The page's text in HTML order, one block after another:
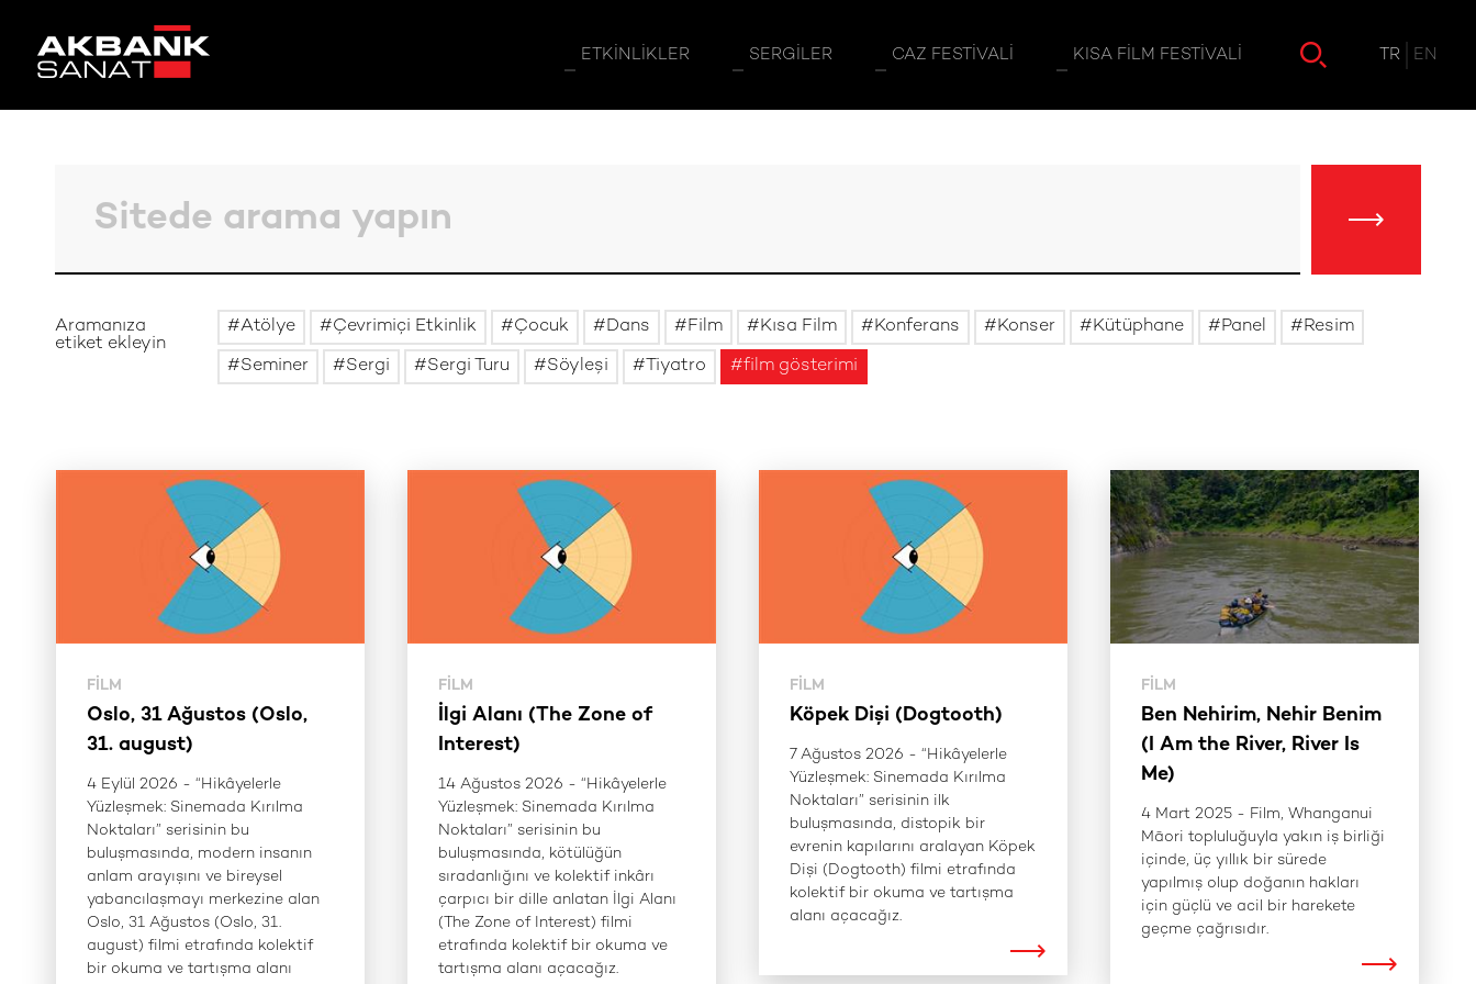
ETKINLIKLER SERGILER CAZ FESTIVALI KISA FILM FESTIVALI TR EN
Aramanıza
etiket ekleyin
Atölye Çevrimiçi Etkinlik Çocuk Dans Film Kısa Film Konferans Konser Kütüphane Panel Resim
Seminer Sergi Sergi Turu Söyleşi Tiyatro film gösterimi
FILM
Oslo, 31 Ağustos (Oslo,
31. august)
4 Eylül 2026 - “Hikâyelerle
Yüzleşmek: Sinemada Kırılma
Noktaları” serisinin bu
buluşmasında, modern insanın
anlam arayışını ve bireysel
yabancılaşmayı merkezine alan
Oslo, 31 Ağustos (Oslo, 31.
august) filmi etrafında kolektif
bir okuma ve tartışma alanı
FILM
İlgi Alanı (The Zone of
Interest)
14 Ağustos 2026 - “Hikâyelerle
Yüzleşmek: Sinemada Kırılma
Noktaları” serisinin bu
buluşmasında, kötülüğün
sıradanlığını ve kolektif inkârı
çarpıcı bir dille anlatan İlgi Alanı
(The Zone of Interest) filmi
etrafında kolektif bir okuma ve
tartışma alanı açacağız.
FILM
Köpek Dişi (Dogtooth)
7 Ağustos 2026 - “Hikâyelerle
Yüzleşmek: Sinemada Kırılma
Noktaları” serisinin ilk
buluşmasında, distopik bir
evrenin kapılarını aralayan Köpek
Dişi (Dogtooth) filmi etrafında
kolektif bir okuma ve tartışma
alanı açacağız.
FILM
Ben Nehirim, Nehir Benim
(I Am the River, River Is
Me)
4 Mart 2025 - Film, Whanganui
Māori topluluğuyla yakın iş birliği
içinde, üç yıllık bir sürede
yapılmış olup doğanın hakları
için güçlü ve acil bir harekete
geçme çağrısıdır.